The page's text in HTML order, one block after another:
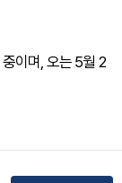
이며, 오는 5월 2